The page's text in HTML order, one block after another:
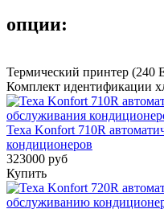
опции:
Термический принтер (240
Комплект идентификации
Texa Konfort 710R
кондиционеров
323000 руб
Купить